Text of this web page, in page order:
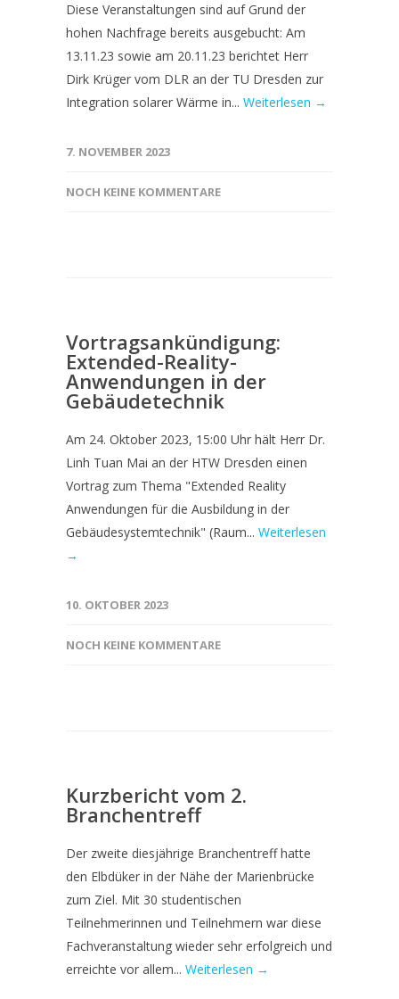
Diese Veranstaltungen sind auf Grund der
hohen Nachfrage bereits ausgebucht: Am
13.11.23 sowie am 20.11.23 berichtet Herr
Dirk Krüger vom DLR an der TU Dresden zur
Integration solarer Wärme in... Weiterlesen →
7. NOVEMBER 2023
NOCH KEINE KOMMENTARE
Vortragsankündigung:
Extended-Reality-
Anwendungen in der
Gebäudetechnik
Am 24. Oktober 2023, 15:00 Uhr hält Herr Dr.
Linh Tuan Mai an der HTW Dresden einen
Vortrag zum Thema "Extended Reality
Anwendungen für die Ausbildung in der
Gebäudesystemtechnik" (Raum... Weiterlesen
→
10. OKTOBER 2023
NOCH KEINE KOMMENTARE
Kurzbericht vom 2.
Branchentreff
Der zweite diesjährige Branchentreff hatte
den Elbdüker in der Nähe der Marienbrücke
zum Ziel. Mit 30 studentischen
Teilnehmerinnen und Teilnehmern war diese
Fachveranstaltung wieder sehr erfolgreich und
erreichte vor allem... Weiterlesen →